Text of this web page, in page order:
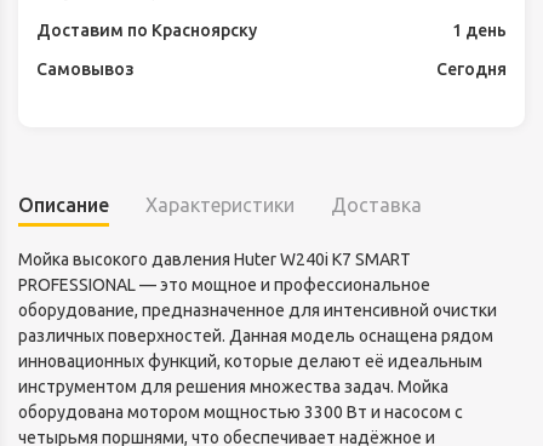
Доставим по Красноярску
1 день
Самовывоз
Сегодня
Описание Характеристики Доставка
Мойка высокого давления Huter W240i K7 SMART
PROFESSIONAL — это мощное и профессиональное
оборудование, предназначенное для интенсивной очистки
различных поверхностей. Данная модель оснащена рядом
инновационных функций, которые делают её идеальным
инструментом для решения множества задач. Мойка
оборудована мотором мощностью 3300 Вт и насосом с
четырьмя поршнями, что обеспечивает надёжное и